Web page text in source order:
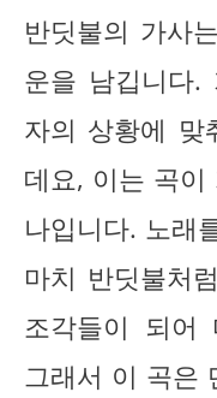
반딧불의 가사
운을 남깁니다.
자의 상황에 맞
데요, 이는 곡
나입니다. 노래
마치 반딧불처
조각들이 되어
그래서 이 곡은